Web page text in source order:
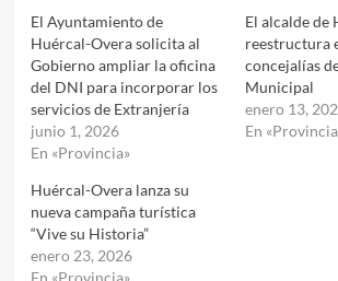
El Ayuntamiento de
Huércal-Overa solicita al
Gobierno ampliar la oficina
del DNI para incorporar los
servicios de Extranjería
junio 1, 2026
En «Provincia»
El alcalde de
reestructura
concejalías
Municipal
enero 13,
En
Huércal-Overa lanza su
nueva campaña turística
“Vive su Historia”
enero 23, 2026
En «Provincia»